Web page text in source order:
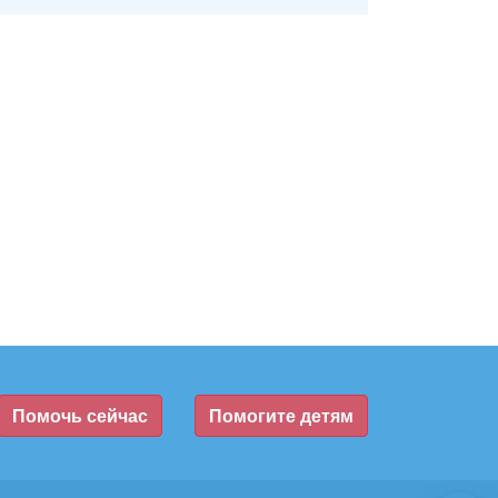
Помочь сейчас Помогите детям